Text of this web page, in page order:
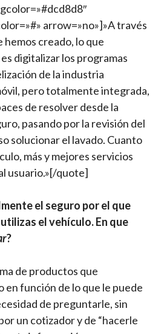
arrow=»no»]»A través
hemos creado, lo que
digitalizar los programas
de la industria
pero totalmente integrada,
de resolver desde la
pasando por la revisión del
solucionar el lavado. Cuanto
más y mejores servicios
usuario.»[/quote]
el seguro por el que
el vehículo. En que
?
de productos que
en función de lo que le puede
de preguntarle, sin
un cotizador y de “hacerle